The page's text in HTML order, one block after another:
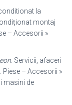
la
montaj
– Accesorii »
. Servicii, afaceri
Piese – Accesorii »
masini de